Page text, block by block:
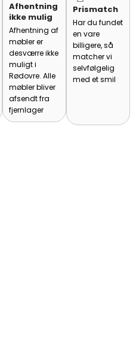
Afhentning
ikke mulig
Afhentning af
møbler er
desværre ikke
muligt i
Rødovre. Alle
møbler bliver
afsendt fra
fjernlager
Prismatch
Har du fundet
en vare
billigere, så
matcher vi
selvfølgelig
med et smil